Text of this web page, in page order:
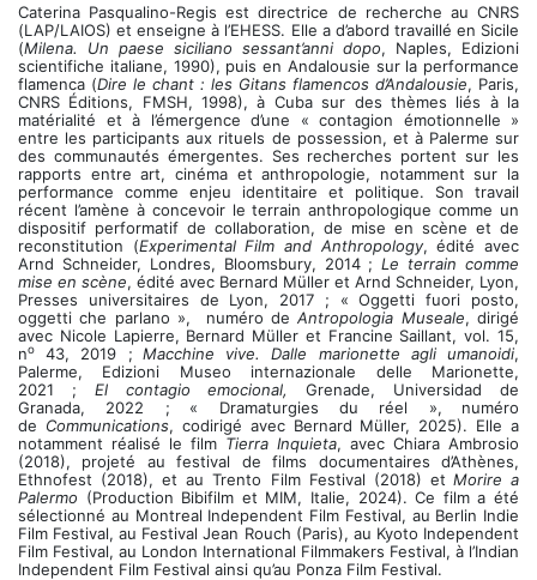
Caterina Pasqualino-Regis est directrice de recherche au CNRS
(LAP/LAIOS) et enseigne à l’EHESS. Elle a d’abord travaillé en Sicile
(Milena. Un paese siciliano sessant’anni dopo, Naples, Edizioni
scientifiche italiane, 1990), puis en Andalousie sur la performance
flamenca (Dire le chant : les Gitans flamencos d’Andalousie, Paris,
CNRS Éditions, FMSH, 1998), à Cuba sur des thèmes liés à la
matérialité et à l’émergence d’une « contagion émotionnelle »
entre les participants aux rituels de possession, et à Palerme sur
des communautés émergentes. Ses recherches portent sur les
rapports entre art, cinéma et anthropologie, notamment sur la
performance comme enjeu identitaire et politique. Son travail
récent l’amène à concevoir le terrain anthropologique comme un
dispositif performatif de collaboration, de mise en scène et de
reconstitution (Experimental Film and Anthropology, édité avec
Arnd Schneider, Londres, Bloomsbury, 2014 ;Le terrain comme
mise en scène, édité avec Bernard Müller et Arnd Schneider, Lyon,
Presses universitaires de Lyon, 2017 ; « Oggetti fuori posto,
oggetti che parlano »,
numéro deAntropologia Museale, dirigé
avec Nicole Lapierre, Bernard Müller et Francine Saillant, vol. 15,
no 43, 2019 ; Macchine vive. Dalle marionette agli umanoidi,
Palerme, Edizioni Museo internazionale delle Marionette,
2021 ; El contagio emocional,
Grenade, Universidad de
Granada, 2022 ;
« Dramaturgies du réel »,
numéro
de Communications, codirigé avec Bernard Müller, 2025). Elle a
notamment réalisé le film Tierra Inquieta, avec Chiara Ambrosio
(2018), projeté au festival de films documentaires d’Athènes,
Ethnofest (2018), et au Trento Film Festival (2018) et Morire a
Palermo (Production Bibifilm et MIM, Italie, 2024). Ce film a été
sélectionné au Montreal Independent Film Festival, au Berlin Indie
Film Festival, au Festival Jean Rouch (Paris), au Kyoto Independent
Film Festival, au London International Filmmakers Festival, à l’Indian
Independent Film Festival ainsi qu’au Ponza Film Festival.